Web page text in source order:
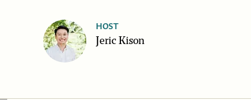
HOST
Jeric Kison